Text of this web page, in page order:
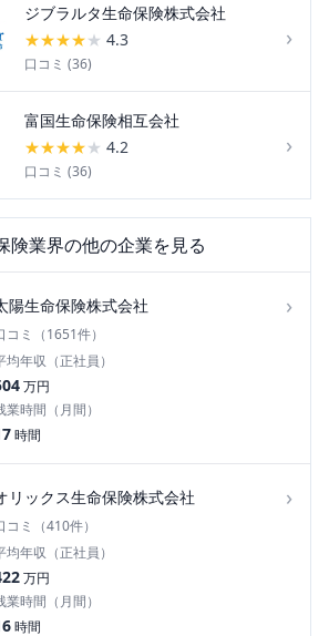
ジブラルタ生命保険株式会社
★★★★★ 4.3
口コミ (36)
›
富国生命保険相互会社
★★★★★ 4.2
口コミ (36)
›
険業界の他の企業を見る
陽生命保険株式会社 ›
コミ（1651件）
均年収（正社員）
万円
業時間（月間）
時間
リックス生命保険株式会社 ›
コミ（410件）
均年収（正社員）
万円
業時間（月間）
時間